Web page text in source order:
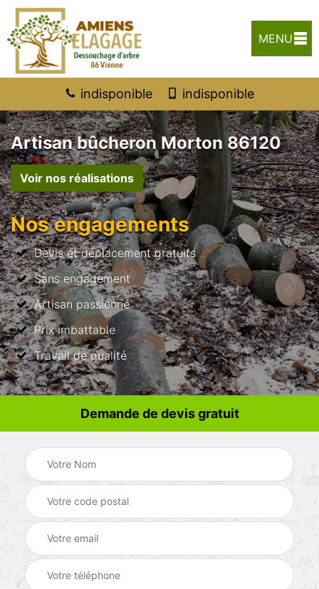
MENU
indisponible indisponible
Artisan bûcheron Morton 86120
Voir nos réalisations
Nos engagements
Devis et déplacement gratuits
Sans engagement
Artisan passionné
Prix imbattable
Travail de qualité
Demande de devis gratuit